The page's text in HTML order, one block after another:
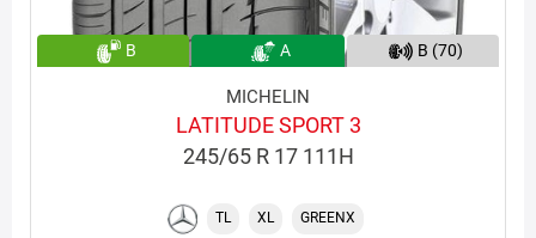
B A B (70)
MICHELIN
LATITUDE SPORT 3
245/65 R 17 111H
TL XL GREENX